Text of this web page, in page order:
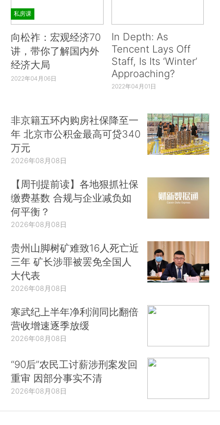
私房课
向松祚：宏观经济70
讲，带你了解国内外
经济大局
2022年04月06日
In Depth: As
Tencent Lays Off
Staff, Is Its ‘Winter’
Approaching?
2022年04月01日
非京籍五环内购房社保降至一
年 北京市公积金最高可贷340
万元
2026年08月08日
【周刊提前读】各地狠抓社保
缴费基数 合规与企业减负如
何平衡？
2026年08月08日
贵州山脚树矿难致16人死亡近
三年 矿长涉罪被罢免全国人
大代表
2026年08月08日
寒武纪上半年净利润同比翻倍
营收增速逐季放缓
2026年08月08日
“90后”农民工讨薪涉刑案发回
重审 因部分事实不清
2026年08月08日